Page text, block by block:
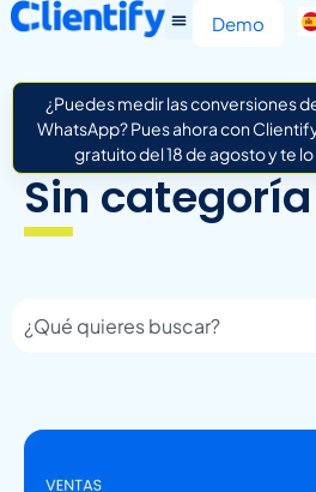
Demo
¿Puedes medir las conversiones
WhatsApp? Pues ahora con
gratuito del 18 de agosto y te
Sin categoría